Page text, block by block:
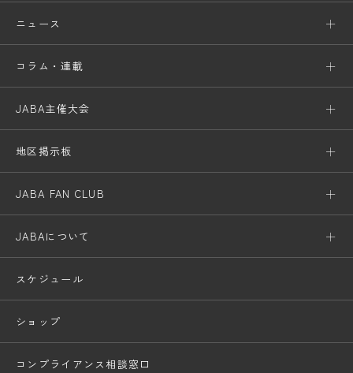
ニュース
コラム・連載
JABA主催大会
地区掲示板
JABA FAN CLUB
JABAについて
スケジュール
ショップ
コンプライアンス相談窓口